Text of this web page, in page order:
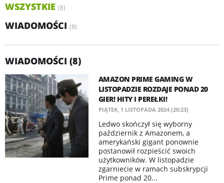
WSZYSTKIE (8)
WIADOMOŚCI (8)
WIADOMOŚCI (8)
AMAZON PRIME GAMING W
LISTOPADZIE ROZDAJE PONAD 20
GIER! HITY I PEREŁKI!
PIĄTEK, 1 LISTOPADA 2024 (20:23)
Ledwo skończył się wyborny
październik z Amazonem, a
amerykański gigant ponownie
postanowił rozpieścić swoich
użytkowników. W listopadzie
zgarniecie w ramach subskrypcji
Prime ponad 20...